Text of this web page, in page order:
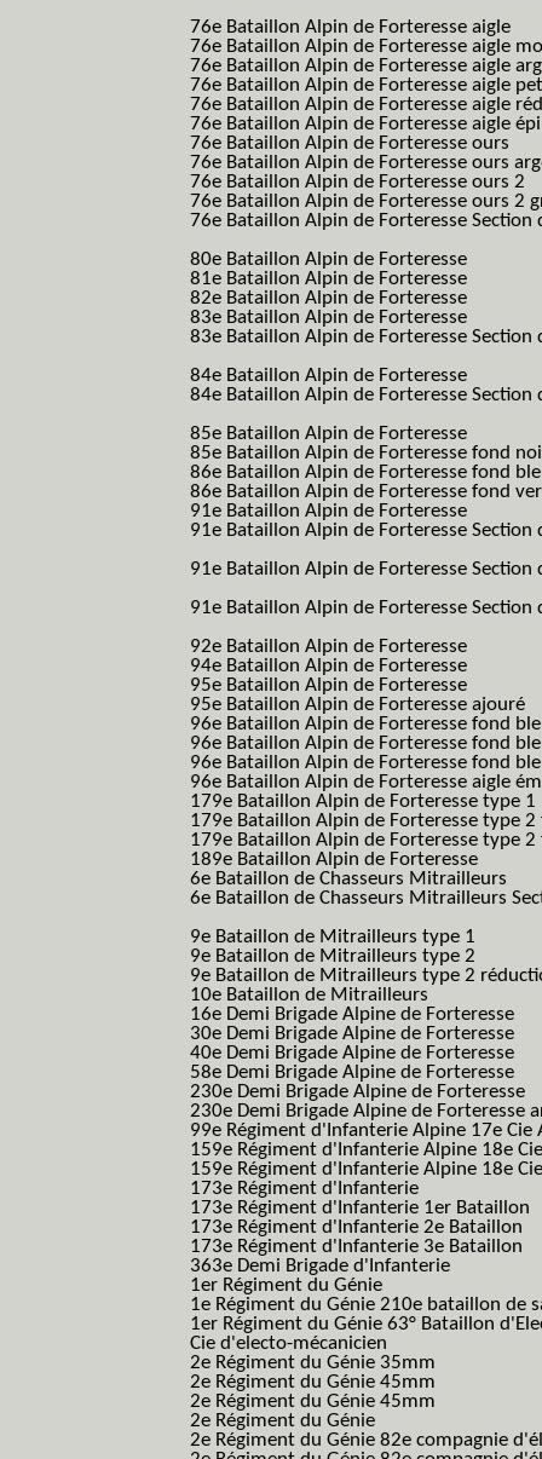
76e Bataillon Alpin de Forteresse aigle
76e Bataillon Alpin de Forteresse aigle
76e Bataillon Alpin de Forteresse aigle
76e Bataillon Alpin de Forteresse aigle
76e Bataillon Alpin de Forteresse aigle
76e Bataillon Alpin de Forteresse aigle
76e Bataillon Alpin de Forteresse ours
76e Bataillon Alpin de Forteresse ours
76e Bataillon Alpin de Forteresse ours 2
76e Bataillon Alpin de Forteresse ours 2
76e Bataillon Alpin de Forteresse
80e Bataillon Alpin de Forteresse
81e Bataillon Alpin de Forteresse
82e Bataillon Alpin de Forteresse
83e Bataillon Alpin de Forteresse
83e Bataillon Alpin de Forteresse
84e Bataillon Alpin de Forteresse
84e Bataillon Alpin de Forteresse
85e Bataillon Alpin de Forteresse
85e Bataillon Alpin de Forteresse fond
86e Bataillon Alpin de Forteresse fond
86e Bataillon Alpin de Forteresse fond
91e Bataillon Alpin de Forteresse
91e Bataillon Alpin de Forteresse
91e Bataillon Alpin de Forteresse
91e Bataillon Alpin de Forteresse
92e Bataillon Alpin de Forteresse
94e Bataillon Alpin de Forteresse
95e Bataillon Alpin de Forteresse
95e Bataillon Alpin de Forteresse ajouré
96e Bataillon Alpin de Forteresse fond
96e Bataillon Alpin de Forteresse fond
96e Bataillon Alpin de Forteresse fond
96e Bataillon Alpin de Forteresse aigle
179e Bataillon Alpin de Forteresse type 1
179e Bataillon Alpin de Forteresse type
179e Bataillon Alpin de Forteresse type
189e Bataillon Alpin de Forteresse
6e Bataillon de Chasseurs Mitrailleurs
6e Bataillon de Chasseurs Mitrailleurs
9e Bataillon de Mitrailleurs type 1
9e Bataillon de Mitrailleurs type 2
9e Bataillon de Mitrailleurs type 2
10e Bataillon de Mitrailleurs
16e Demi Brigade Alpine de Forteresse
30e Demi Brigade Alpine de Forteresse
40e Demi Brigade Alpine de Forteresse
58e Demi Brigade Alpine de Forteresse
230e Demi Brigade Alpine de Forteresse
230e Demi Brigade Alpine de Forteresse
99e Régiment d'Infanterie Alpine 17e
159e Régiment d'Infanterie Alpine 18e
159e Régiment d'Infanterie Alpine 18e
173e Régiment d'Infanterie
173e Régiment d'Infanterie 1er Bataillon
173e Régiment d'Infanterie 2e Bataillon
173e Régiment d'Infanterie 3e Bataillon
363e Demi Brigade d'Infanterie
1er Régiment du Génie
1e Régiment du Génie 210e bataillon de
1er Régiment du Génie 63° Bataillon
Cie d'electo-mécanicien
2e Régiment du Génie 35mm
2e Régiment du Génie 45mm
2e Régiment du Génie 45mm
2e Régiment du Génie
2e Régiment du Génie 82e compagnie